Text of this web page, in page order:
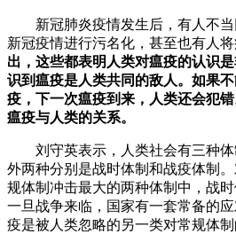
新冠肺炎疫情发生后，有人不
新冠疫情进行污名化，甚至也有人将
出，这些都表明人类对瘟疫的认识
识到瘟疫是人类共同的敌人。如果
疫，下一次瘟疫到来，人类还会犯
瘟疫与人类的关系。
刘守英表示，人类社会有三种
外两种分别是战时体制和战疫体制
规体制冲击最大的两种体制中，战时
一旦战争来临，国家有一套常备的
疫是被人类忽略的另一类对常规体